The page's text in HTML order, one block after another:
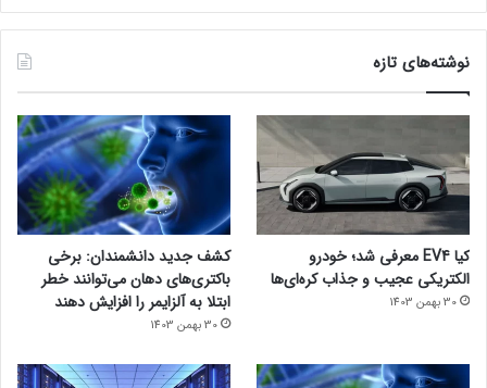
نوشته‌های تازه
کیا EV4 معرفی شد؛ خودرو
الکتریکی عجیب و جذاب کره‌ای‌ها
30 بهمن 1403
کشف جدید دانشمندان: برخی
باکتری‌های دهان می‌توانند خطر
ابتلا به آلزایمر را افزایش دهند
30 بهمن 1403